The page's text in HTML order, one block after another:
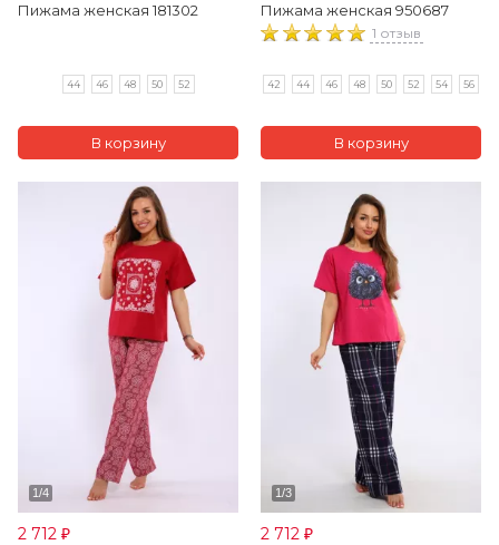
Пижама женская 181302
44 46 48 50 52
Пижама женская 950687
1 отзыв
42 44 46 48 50 52 54 56
2 712 ₽ 2 712 ₽